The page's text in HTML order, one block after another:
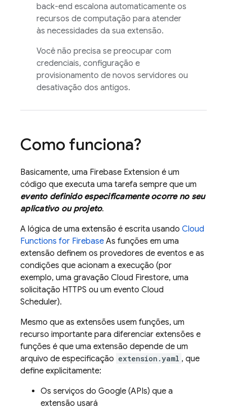
back-end escalona automaticamente os
recursos de computação para atender
às necessidades da sua extensão.
Você não precisa se preocupar com
credenciais, configuração e
provisionamento de novos servidores ou
desativação dos antigos.
Como funciona?
Basicamente, uma Firebase Extension é um
código que executa uma tarefa sempre que um
evento definido especificamente ocorre no seu
aplicativo ou projeto.
A lógica de uma extensão é escrita usando Cloud
Functions for Firebase As funções em uma
extensão definem os provedores de eventos e as
condições que acionam a execução (por
exemplo, uma gravação Cloud Firestore, uma
solicitação HTTPS ou um evento Cloud
Scheduler).
Mesmo que as extensões usem funções, um
recurso importante para diferenciar extensões e
funções é que uma extensão depende de um
arquivo de especificação extension.yaml , que
define explicitamente:
Os serviços do Google (APIs) que a
extensão usará